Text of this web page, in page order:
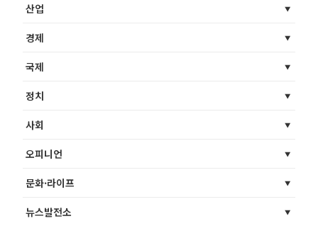
산업
경제
국제
정치
사회
오피니언
문화·라이프
뉴스발전소